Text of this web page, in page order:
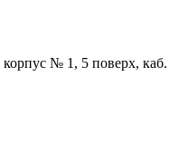
№ 1, 5 поверх,